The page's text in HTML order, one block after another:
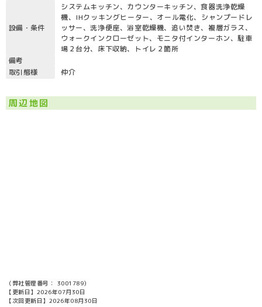
設備・条件
システムキッチン、カウンターキッチン、食器洗浄乾燥
機、IHクッキングヒーター、オール電化、シャンプードレ
ッサー、洗浄便座、浴室乾燥機、追い焚き、複層ガラス、
ウォークインクローゼット、モニタ付インターホン、駐車
場２台分、床下収納、トイレ２箇所
備考
取引態様
仲介
周辺地図
（弊社管理番号： 3001789）
【更新日】2026年07月30日
【次回更新日】2026年08月30日